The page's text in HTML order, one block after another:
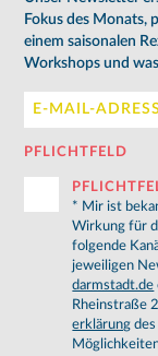
Fokus des Monats,
einem saisonalen
Workshops und
PFLICHTFELD
* Mir ist
Wirkung für
fol­gende
jew­eili­gen
darmstadt.de
Rheinstraße
erk­lärung